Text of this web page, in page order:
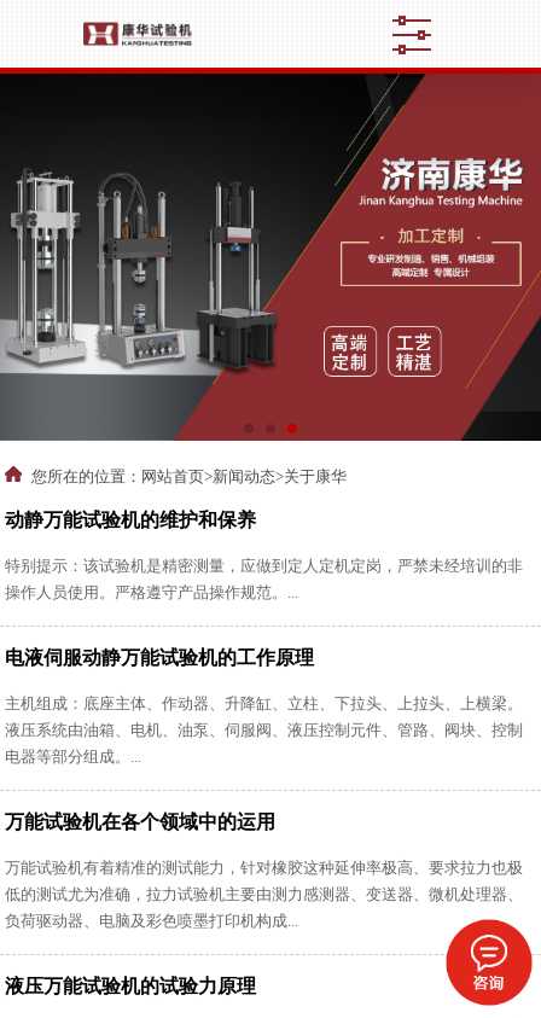
您所在的位置： 网站首页>新闻动态>关于康华
动静万能试验机的维护和保养
特别提示：该试验机是精密测量，应做到定人定机定岗，严禁未经培训的非
操作人员使用。严格遵守产品操作规范。...
电液伺服动静万能试验机的工作原理
主机组成：底座主体、作动器、升降缸、立柱、下拉头、上拉头、上横梁。
液压系统由油箱、电机、油泵、伺服阀、液压控制元件、管路、阀块、控制
电器等部分组成。...
万能试验机在各个领域中的运用
万能试验机有着精准的测试能力，针对橡胶这种延伸率极高、要求拉力也极
低的测试尤为准确，拉力试验机主要由测力感测器、变送器、微机处理器、
负荷驱动器、电脑及彩色喷墨打印机构成...
液压万能试验机的试验力原理